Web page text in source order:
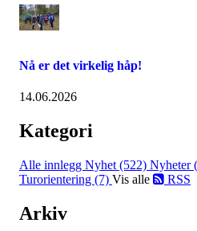
Nå er det virkelig håp!
14.06.2026
Kategori
Alle innlegg Nyhet (522) Nyheter
Turorientering (7) Vis alle RSS
Arkiv